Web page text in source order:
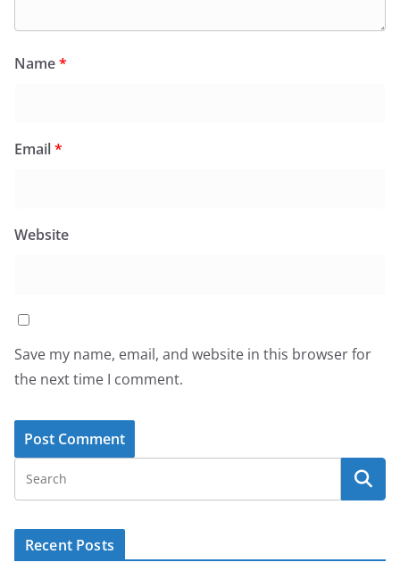
Name*
Email*
Website
Save my name, email, and website in this browser for
the next time I comment.
Recent Posts